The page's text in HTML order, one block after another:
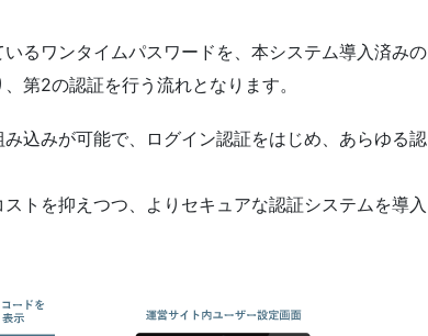
るワンタイムパスワードを、本システム導入済みの
第2の認証を行う流れとなります。
込みが可能で、ログイン認証をはじめ、あらゆる認
トを抑えつつ、よりセキュアな認証システムを導入